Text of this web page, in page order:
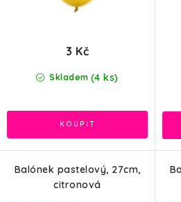
Skladem (4 ks)
3 Kč
Balónek pastelový, 27cm,
citronová